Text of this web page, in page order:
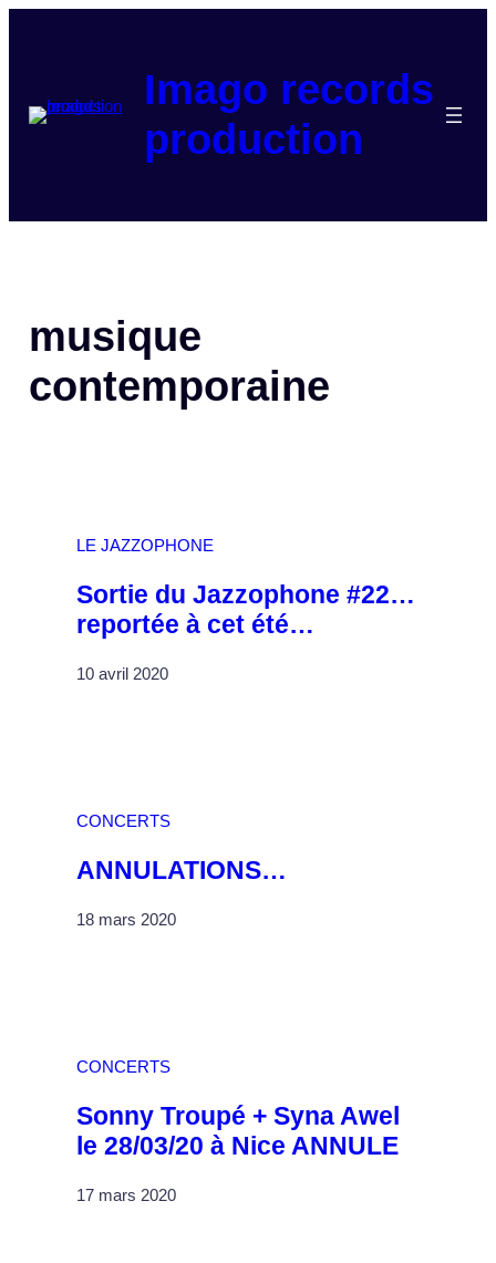
Imago records
production
musique
contemporaine
LE JAZZOPHONE
Sortie du Jazzophone #22…
reportée à cet été…
10 avril 2020
CONCERTS
ANNULATIONS…
18 mars 2020
CONCERTS
Sonny Troupé + Syna Awel
le 28/03/20 à Nice ANNULE
17 mars 2020